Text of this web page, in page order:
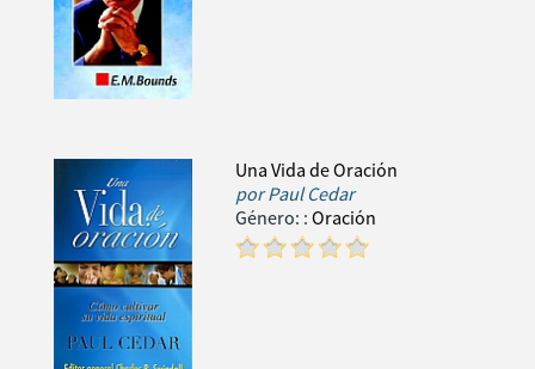
Una Vida de Oración
porPaul Cedar
Género: :Oración